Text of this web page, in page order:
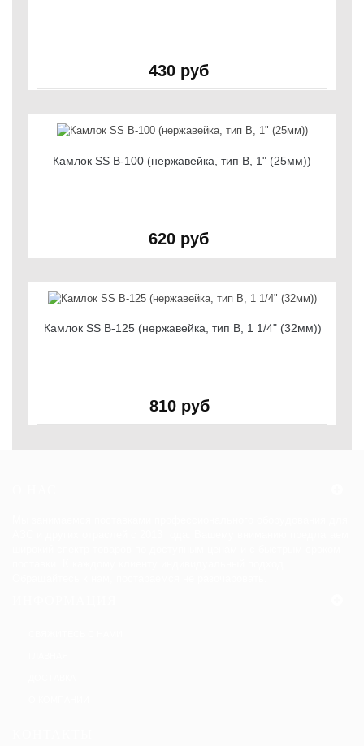
430 руб
Камлок SS B-100 (нержавейка, тип B, 1" (25мм))
620 руб
Камлок SS B-125 (нержавейка, тип B, 1 1/4" (32мм))
810 руб